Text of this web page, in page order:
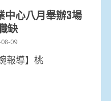
中心八月舉辦3場
缺
09
報導】桃